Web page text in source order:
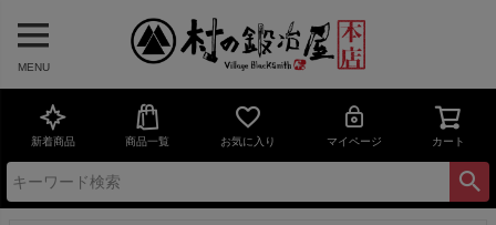
MENU
新着商品 商品一覧 お気に入り マイページ カート